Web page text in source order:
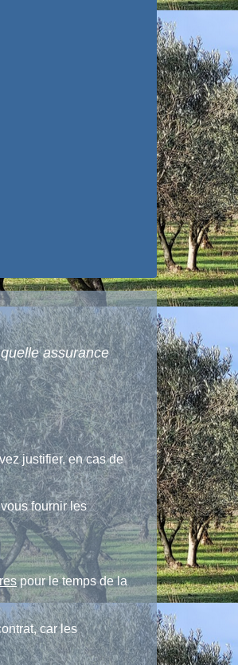
assurance
justifier, en cas de
fournir les
pour le temps de la
car les